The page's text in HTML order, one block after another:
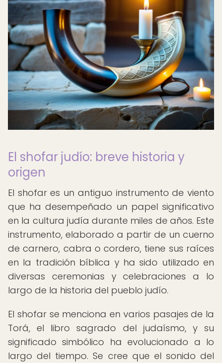
El shofar judío: breve historia y
origen
El shofar es un antiguo instrumento de viento
que ha desempeñado un papel significativo
en la cultura judía durante miles de años. Este
instrumento, elaborado a partir de un cuerno
de carnero, cabra o cordero, tiene sus raíces
en la tradición bíblica y ha sido utilizado en
diversas ceremonias y celebraciones a lo
largo de la historia del pueblo judío.
El shofar se menciona en varios pasajes de la
Torá, el libro sagrado del judaísmo, y su
significado simbólico ha evolucionado a lo
largo del tiempo. Se cree que el sonido del